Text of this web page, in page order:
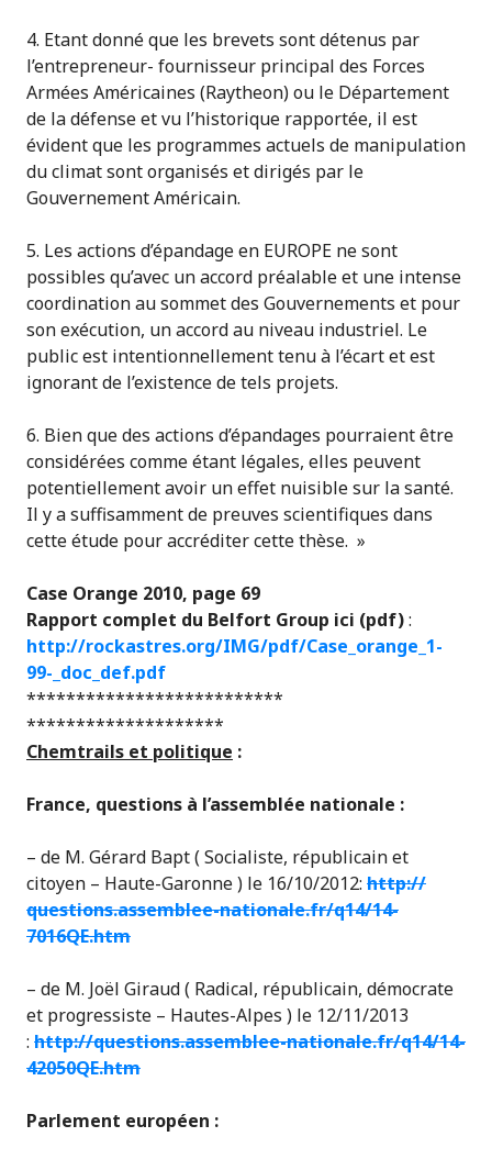
4. Etant donné que les brevets sont détenus par
l’entrepreneur- fournisseur principal des Forces
Armées Américaines (Raytheon) ou le Département
de la défense et vu l’historique rapportée, il est
évident que les programmes actuels de manipulation
du climat sont organisés et dirigés par le
Gouvernement Américain.
5. Les actions d’épandage en EUROPE ne sont
possibles qu’avec un accord préalable et une intense
coordination au sommet des Gouvernements et pour
son exécution, un accord au niveau industriel. Le
public est intentionnellement tenu à l’écart et est
ignorant de l’existence de tels projets.
6. Bien que des actions d’épandages pourraient être
considérées comme étant légales, elles peuvent
potentiellement avoir un effet nuisible sur la santé.
Il y a suffisamment de preuves scientifiques dans
cette étude pour accréditer cette thèse. »
Case Orange 2010, page 69
Rapport complet du Belfort Group ici (pdf):
http://rockastres.org/IMG/pdf/Case_orange_1-
99-_doc_def.pdf
**************************
********************
Chemtrails et politique :
France, questions à l’assemblée nationale :
– de M. Gérard Bapt ( Socialiste, républicain et
citoyen – Haute-Garonne ) le 16/10/2012: http://
questions.assemblee-nationale.fr/q14/14-
7016QE.htm
– de M. Joël Giraud ( Radical, républicain, démocrate
et progressiste – Hautes-Alpes ) le 12/11/2013
: http://questions.assemblee-nationale.fr/q14/14-
42050QE.htm
Parlement européen :